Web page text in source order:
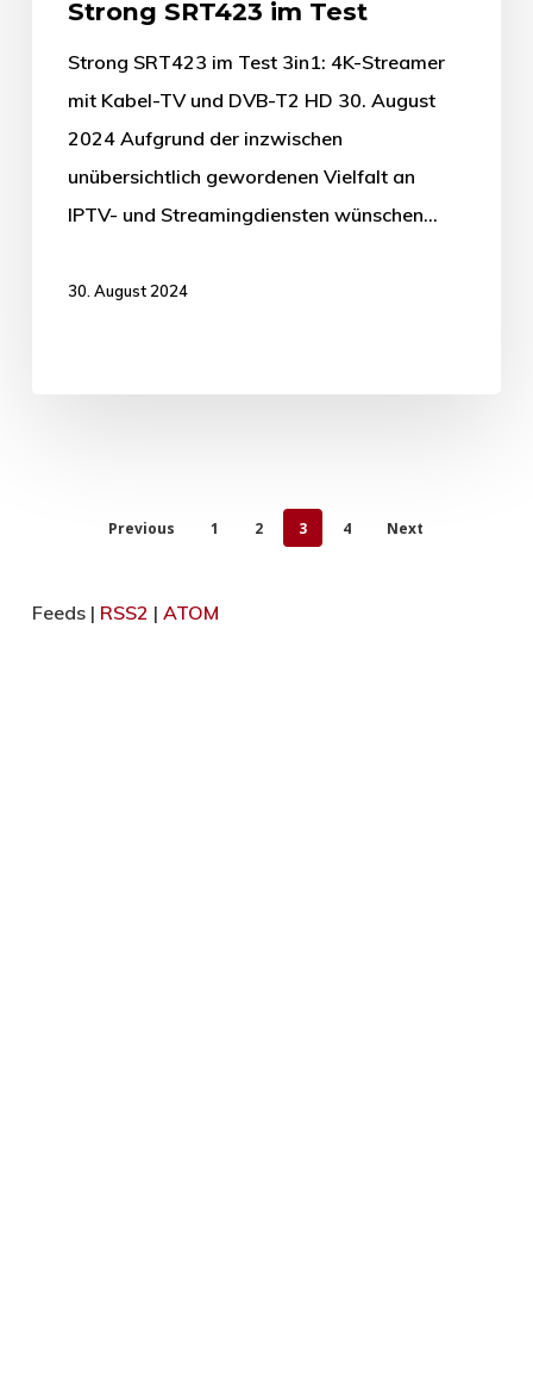
Strong SRT423 im Test
Strong SRT423 im Test 3in1: 4K-Streamer
mit Kabel-TV und DVB-T2 HD 30. August
2024 Aufgrund der inzwischen
unübersichtlich gewordenen Vielfalt an
IPTV- und Streamingdiensten wünschen…
30. August 2024
Previous 1 2 3 4 Next
Feeds | RSS2 | ATOM